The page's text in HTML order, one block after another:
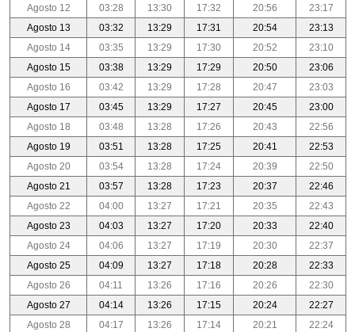
Agosto 12
03:28 13:30 17:32 20:56
23:17
Agosto 13
03:32 13:29 17:31 20:54
23:13
Agosto 14
03:35 13:29 17:30 20:52
23:10
Agosto 15
03:38 13:29 17:29 20:50
23:06
Agosto 16
03:42 13:29 17:28 20:47
23:03
Agosto 17
03:45 13:29 17:27 20:45
23:00
Agosto 18
03:48 13:28 17:26 20:43
22:56
Agosto 19
03:51 13:28 17:25 20:41
22:53
Agosto 20
03:54 13:28 17:24 20:39
22:50
Agosto 21
03:57 13:28 17:23 20:37
22:46
Agosto 22
04:00 13:27 17:21 20:35
22:43
Agosto 23
04:03 13:27 17:20 20:33
22:40
Agosto 24
04:06 13:27 17:19 20:30
22:37
Agosto 25
04:09 13:27 17:18 20:28
22:33
Agosto 26
04:11 13:26 17:16 20:26
22:30
Agosto 27
04:14 13:26 17:15 20:24
22:27
Agosto 28
04:17 13:26 17:14 20:21
22:24